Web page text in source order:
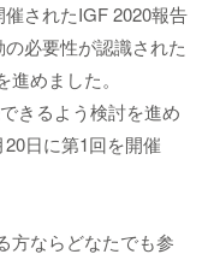
されたIGF 2020報告
必要性が認識された
めました。
きるよう検討を進め
日に第1回を開催
方ならどなたでも参